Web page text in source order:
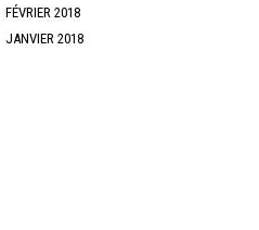
FÉVRIER 2018
JANVIER 2018